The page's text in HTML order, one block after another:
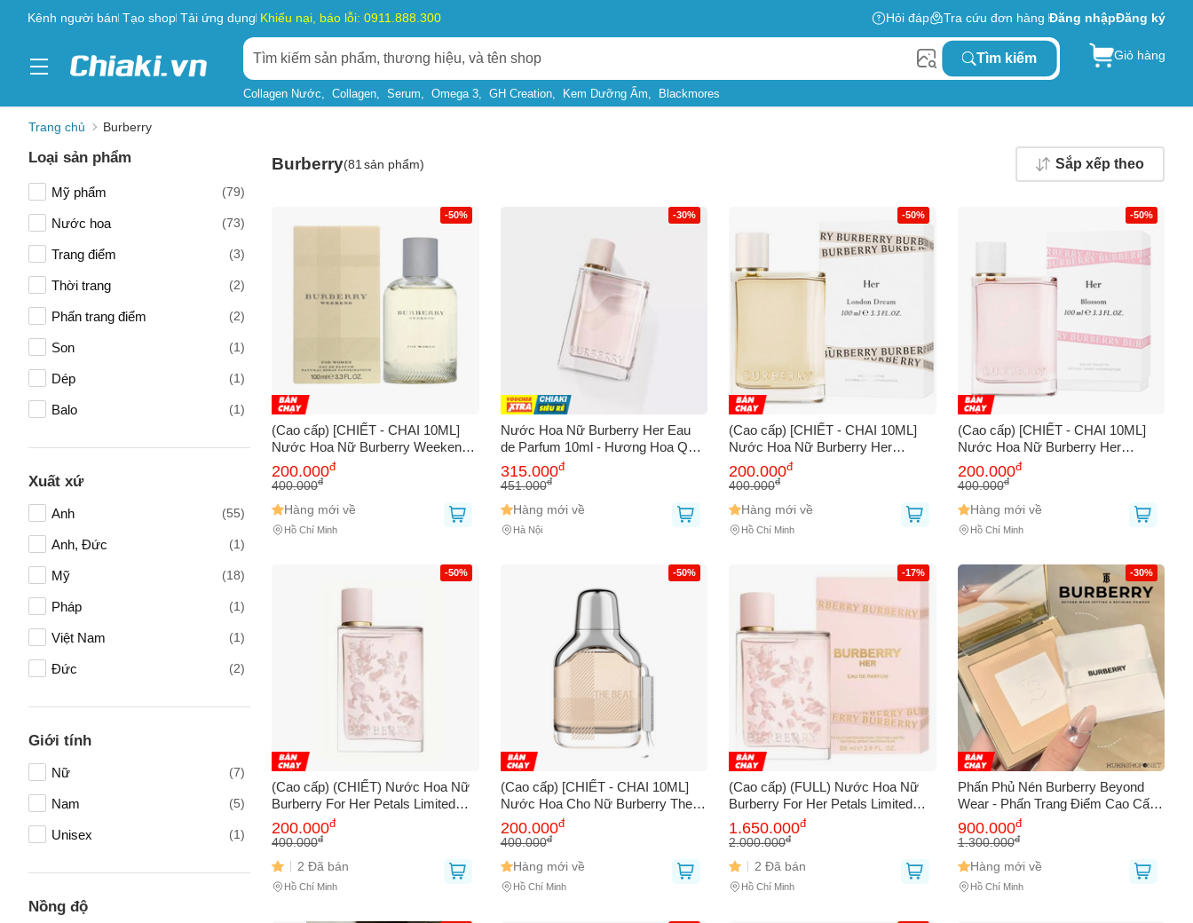
Kênh người bán Tạo shop Tải ứng dụng Khiếu nại, báo lỗi: 0911.888.300 Hỏi đáp Tra cứu đơn hàng Đăng nhậpĐăng ký
Tìm kiếm
Collagen Nước Collagen Serum Omega 3 GH Creation Kem Dưỡng Ẩm Blackmores
Giỏ hàng
Trang chủ Burberry
Loại sản phẩm
Mỹ phẩm (79)
Nước hoa (73)
Trang điểm (3)
Thời trang (2)
Phấn trang điểm (2)
Son (1)
Dép (1)
Balo (1)
Xuất xứ
Anh (55)
Anh, Đức (1)
Mỹ (18)
Pháp (1)
Việt Nam (1)
Đức (2)
Giới tính
Nữ (7)
Nam (5)
Unisex (1)
Nồng độ
Burberry(81 sản phẩm) Sắp xếp theo
-50%
(Cao cấp) [CHIẾT - CHAI 10ML]
Nước Hoa Nữ Burberry Weekend
EDP Chính hãng
200.000đ
400.000đ
Hàng mới về
Hồ Chí Minh
-30%
Nước Hoa Nữ Burberry Her Eau
de Parfum 10ml - Hương Hoa Quả
Ngọt Ngào, Phong Cách Nữ Tính,
Quà Tặng Sang Trọng
315.000đ
451.000đ
Hàng mới về
Hà Nội
-50%
(Cao cấp) [CHIẾT - CHAI 10ML]
Nước Hoa Nữ Burberry Her
London Dream EDP Chính hãng
200.000đ
400.000đ
Hàng mới về
Hồ Chí Minh
-50%
(Cao cấp) [CHIẾT - CHAI 10ML]
Nước Hoa Nữ Burberry Her
Blossom Eau De Toilette Chính
hãng
200.000đ
400.000đ
Hàng mới về
Hồ Chí Minh
-50%
(Cao cấp) (CHIẾT) Nước Hoa Nữ
Burberry For Her Petals Limited
Edition Eau De Parfum (EDP)
Chính hãng
200.000đ
400.000đ
2 Đã bán
Hồ Chí Minh
-50%
(Cao cấp) [CHIẾT - CHAI 10ML]
Nước Hoa Cho Nữ Burberry The
Beat Chính hãng
200.000đ
400.000đ
Hàng mới về
Hồ Chí Minh
-17%
(Cao cấp) (FULL) Nước Hoa Nữ
Burberry For Her Petals Limited
Edition Eau De Parfum (EDP)
Chính hãng
1.650.000đ
2.000.000đ
2 Đã bán
Hồ Chí Minh
-30%
Phấn Phủ Nén Burberry Beyond
Wear - Phấn Trang Điểm Cao Cấp
Siêu Mịn, Bền Màu Cho Da Dầu &
Hỗn Hợp, Giữ Lớp Nền Hoàn Hảo
900.000đ
1.300.000đ
Hàng mới về
Hồ Chí Minh
Hãy báo lỗi cho chúng tôi. Hoặc gọi cho chúng tôi qua số
Số điện thoại